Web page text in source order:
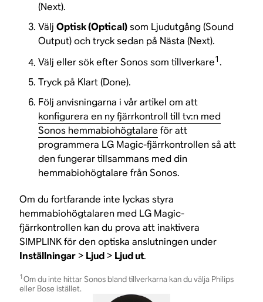
(Next).
VäljOptisk (Optical)som Ljudutgång (Sound
Output) och tryck sedan på Nästa (Next).
Välj eller sök efter Sonos som tillverkare1.
Tryck på Klart (Done).
Följ anvisningarna i vår artikel om att
konfigurera en ny fjärrkontroll till tv:n med
Sonos hemmabiohögtalare för att
programmera LG Magic-fjärrkontrollen så att
den fungerar tillsammans med din
hemmabiohögtalare från Sonos.
Om du fortfarande inte lyckas styra
hemmabiohögtalaren med LG Magic-
fjärrkontrollen kan du prova att inaktivera
SIMPLINK för den optiska anslutningen under
Inställningar > Ljud > Ljud ut.
1Om du inte hittar Sonos bland tillverkarna kan du välja Philips
eller Bose istället.